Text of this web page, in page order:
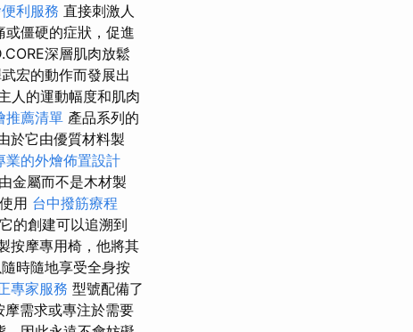
利服務 直接刺激人
或僵硬的症狀，促進
深層肌肉放鬆
宏的動作而發展出
人的運動幅度和肌肉
推薦清單 產品系列的
於它由優質材料製
業的外燴佈置設計
金屬而不是木材製
用 台中撥筋療程
的創建可以追溯到
按摩專用椅，他將其
時隨地享受全身按
專家服務 型號配備了
需求或專注於需要